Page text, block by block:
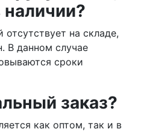
наличии?
на складе,
В данном случае
сроки
заказ?
как оптом, так и в